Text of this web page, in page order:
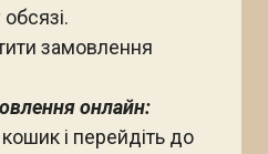
замовлення
онлайн:
і перейдіть до